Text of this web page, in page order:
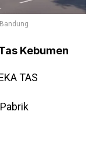
Kebumen
TAS